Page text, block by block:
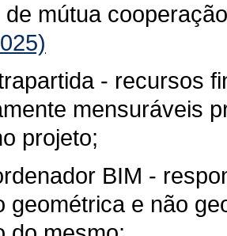
mútua
- recursos
mensuráveis
projeto;
BIM -
geométrica e não